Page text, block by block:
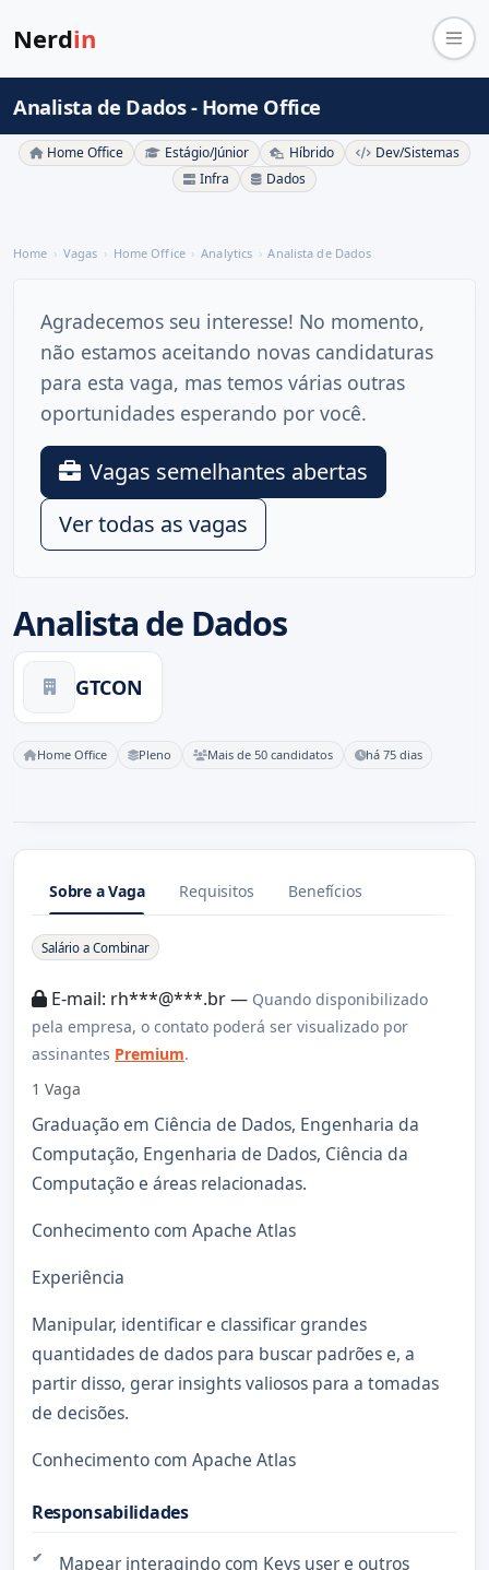
Nerdin
Analista de Dados - Home Office
Home Office Estágio/Júnior Híbrido
Dev/Sistemas
Infra
Dados
Home Vagas Home Office Analytics Analista de Dados
Analista de Dados
GTCON
Home Office Pleno Mais de 50 candidatos há 75 dias
Agradecemos seu interesse! No momento,
não estamos aceitando novas candidaturas
para esta vaga, mas temos várias outras
oportunidades esperando por você.
Vagas semelhantes abertas
Ver todas as vagas
Sobre a Vaga Requisitos Benefícios
Sobre a Vaga
Salário a Combinar
E-mail: rh***@***.br — Quando disponibilizado
pela empresa, o contato poderá ser visualizado por
assinantes Premium.
1 Vaga
Graduação em Ciência de Dados, Engenharia da
Computação, Engenharia de Dados, Ciência da
Computação e áreas relacionadas.
Conhecimento com Apache Atlas
Experiência
Manipular, identificar e classificar grandes
quantidades de dados para buscar padrões e, a
partir disso, gerar insights valiosos para a tomadas
de decisões.
Conhecimento com Apache Atlas
Responsabilidades
Mapear interagindo com Keys user e outros